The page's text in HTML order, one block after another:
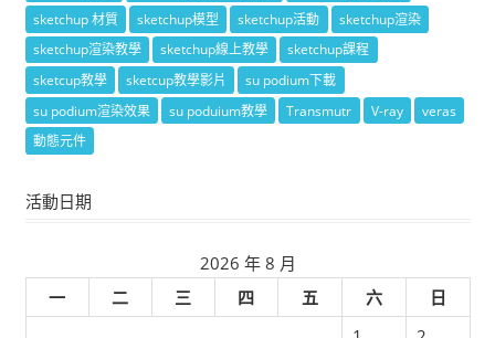
sketchup 材質
sketchup模型 sketchup活動
sketchup渲染
sketchup渲染教學
sketchup線上教學
sketchup課程
sketcup教學
sketcup教學影片
su podium下載
su podium渲染效果
su poduium教學 Transmutr V-ray
veras
動態元件
活動日期
2026 年 8 月
一
二 三 四 五 六
日